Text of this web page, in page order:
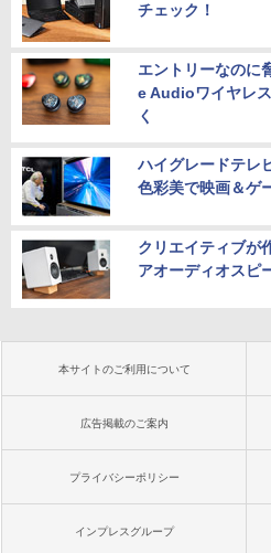
チェック！
エントリーなのに
e Audioワイヤレ
く
ハイグレードテレ
色彩美で映画＆ゲ
クリエイティブが
アオーディオスピ
本サイトのご利用について
広告掲載のご案内
プライバシーポリシー
インプレスグループ